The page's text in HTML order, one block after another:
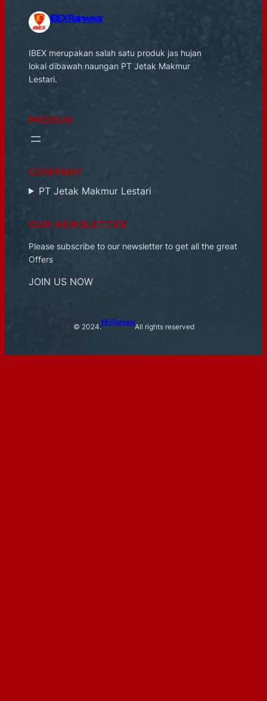
IBEX Rainwear
IBEX merupakan salah satu produk jas hujan
lokal dibawah naungan PT Jetak Makmur
Lestari.
PRODUK
COMPANY
PT Jetak Makmur Lestari
OUR NEWSLETTER
Please subscribe to our newsletter to get all the great
Offers
JOIN US NOW
© 2024.
IBEX Rainwear
All rights reserved